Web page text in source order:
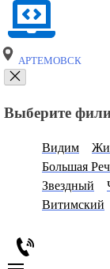
АРТЕМОВСК
Выберите
Видим
Большая
Звездный
Витимский